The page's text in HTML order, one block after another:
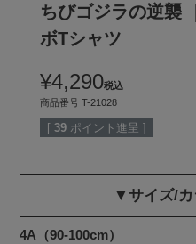
ちびゴジラの逆襲
ボTシャツ
¥4,290税込
商品番号 T-21028
[ 39 ポイント進呈 ]
▼サイズ/
4A（90-100cm）